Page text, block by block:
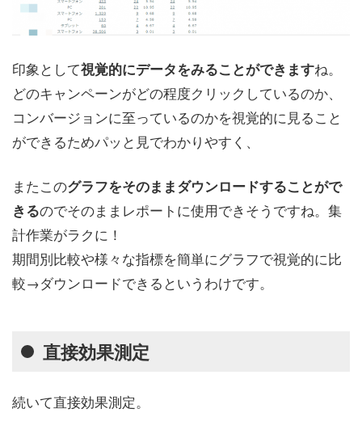
印象として視覚的にデータをみることができますね。
どのキャンペーンがどの程度クリックしているのか、
コンバージョンに至っているのかを視覚的に見ること
ができるためパッと見でわかりやすく、
またこのグラフをそのままダウンロードすることがで
きるのでそのままレポートに使用できそうですね。集
計作業がラクに！
期間別比較や様々な指標を簡単にグラフで視覚的に比
較→ダウンロードできるというわけです。
直接効果測定
続いて直接効果測定。